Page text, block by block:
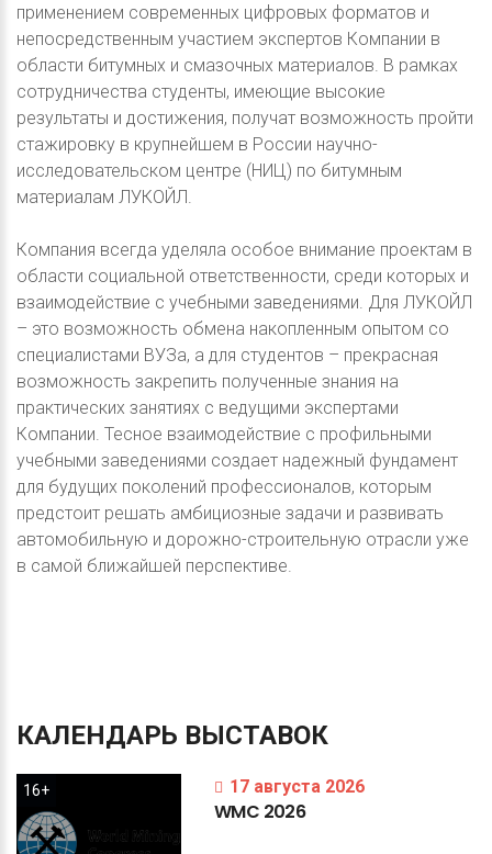
применением современных цифровых форматов и
непосредственным участием экспертов Компании в
области битумных и смазочных материалов. В рамках
сотрудничества студенты, имеющие высокие
результаты и достижения, получат возможность пройти
стажировку в крупнейшем в России научно-
исследовательском центре (НИЦ) по битумным
материалам ЛУКОЙЛ.
Компания всегда уделяла особое внимание проектам в
области социальной ответственности, среди которых и
взаимодействие с учебными заведениями. Для ЛУКОЙЛ
– это возможность обмена накопленным опытом со
специалистами ВУЗа, а для студентов – прекрасная
возможность закрепить полученные знания на
практических занятиях с ведущими экспертами
Компании. Тесное взаимодействие с профильными
учебными заведениями создает надежный фундамент
для будущих поколений профессионалов, которым
предстоит решать амбициозные задачи и развивать
автомобильную и дорожно-строительную отрасли уже
в самой ближайшей перспективе.
КАЛЕНДАРЬ ВЫСТАВОК
16+ 17 августа 2026
WMC 2026